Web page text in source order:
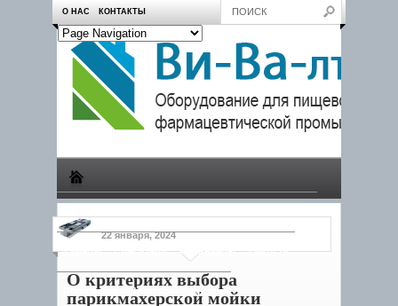
О НАС КОНТАКТЫ
Камеры Смесители Конвейеры Емкости
Продукция Дозаторы Другое
22 января, 2024
О критериях выбора
парикмахерской мойки